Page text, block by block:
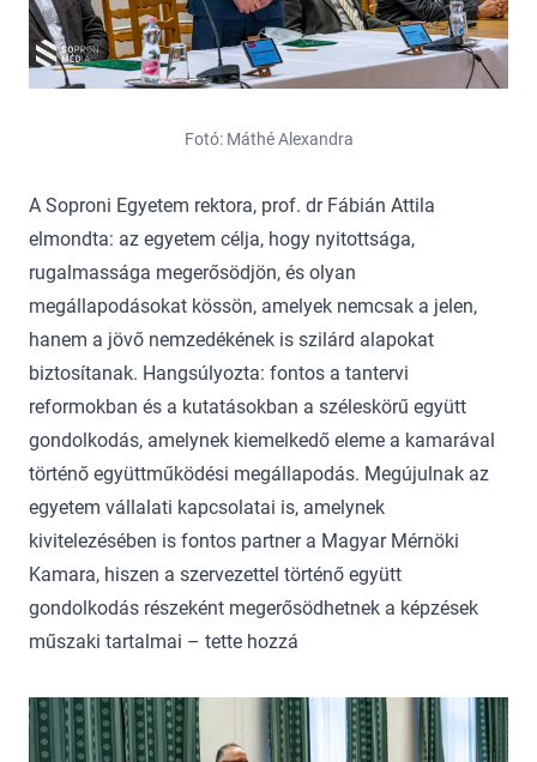
Fotó: Máthé Alexandra
A Soproni Egyetem rektora, prof. dr Fábián Attila
elmondta: az egyetem célja, hogy nyitottsága,
rugalmassága megerősödjön, és olyan
megállapodásokat kössön, amelyek nemcsak a jelen,
hanem a jövő nemzedékének is szilárd alapokat
biztosítanak. Hangsúlyozta: fontos a tantervi
reformokban és a kutatásokban a széleskörű együtt
gondolkodás, amelynek kiemelkedő eleme a kamarával
történő együttműködési megállapodás. Megújulnak az
egyetem vállalati kapcsolatai is, amelynek
kivitelezésében is fontos partner a Magyar Mérnöki
Kamara, hiszen a szervezettel történő együtt
gondolkodás részeként megerősödhetnek a képzések
műszaki tartalmai – tette hozzá